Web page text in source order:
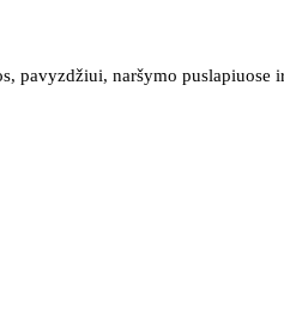
naršymo puslapiuose